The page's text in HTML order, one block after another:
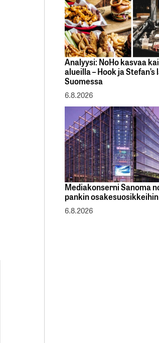
Analyysi: NoHo kasvaa
alueilla – Hook ja
Suomessa
6.8.2026
Mediakonserni Sanoma
pankin osakesuosikkeihin
6.8.2026